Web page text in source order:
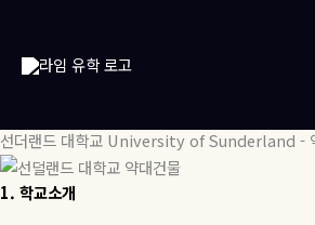
너
뛰
기
선더랜드 대학교 University of Sunderland -
1. 학교소개